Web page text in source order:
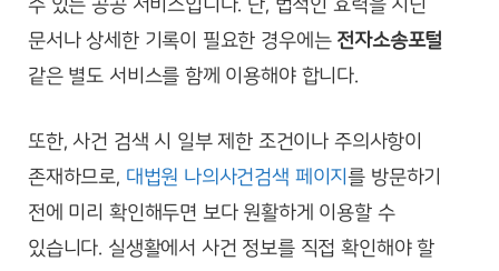
수 있는 공공 서비스입니다. 단, 법적인 효력을 지닌
문서나 상세한 기록이 필요한 경우에는 전자소송포털
같은 별도 서비스를 함께 이용해야 합니다.
또한, 사건 검색 시 일부 제한 조건이나 주의사항이
존재하므로, 대법원 나의사건검색 페이지를 방문하기
전에 미리 확인해두면 보다 원활하게 이용할 수
있습니다. 실생활에서 사건 정보를 직접 확인해야 할